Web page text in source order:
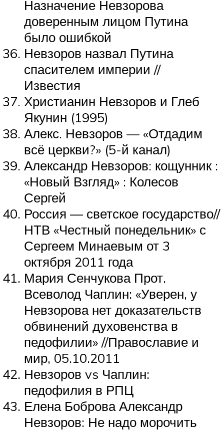
Назначение Невзорова
доверенным лицом Путина
было ошибкой
Невзоров назвал Путина
спасителем империи //
Известия
Христианин Невзоров и Глеб
Якунин (1995)
Алекс. Невзоров — «Отдадим
всё церкви?» (5-й канал)
Александр Невзоров: кощунник :
«Новый Взгляд» : Колесов
Сергей
Россия — светское государство//
НТВ «Честный понедельник» с
Сергеем Минаевым от 3
октября 2011 года
Мария Сенчукова Прот.
Всеволод Чаплин: «Уверен, у
Невзорова нет доказательств
обвинений духовенства в
педофилии» //Православие и
мир, 05.10.2011
Невзоров vs Чаплин:
педофилия в РПЦ
Елена Боброва Александр
Невзоров: Не надо морочить